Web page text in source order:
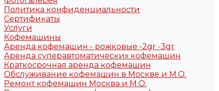
Политика конфиденциальности
Сертификаты
Услуги
Кофемашины
Аренда кофемашин - рожковые -2gr -3gr
Аренда суперавтоматических кофемашин
Краткосрочная аренда кофемашин
Обслуживание кофемашин в Москве и М.О.
Ремонт кофемашин Москва и М.О.